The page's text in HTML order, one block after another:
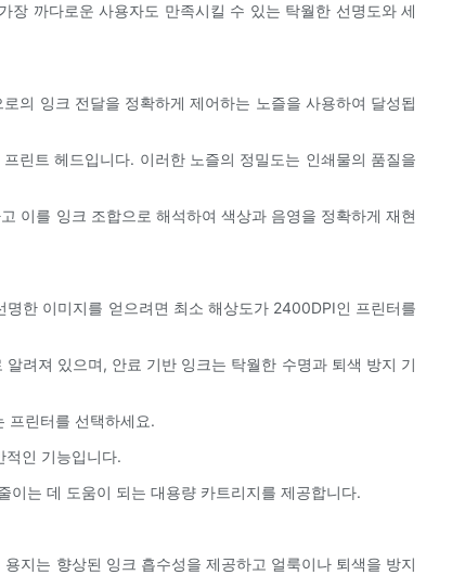
까다로운 사용자도 만족시킬 수 있는 탁월한 선명도와 세
의 잉크 전달을 정확하게 제어하는 ​​노즐을 사용하여 달성됩
린트 헤드입니다. 이러한 노즐의 정밀도는 인쇄물의 품질을
이를 잉크 조합으로 해석하여 색상과 음영을 정확하게 재현
한 이미지를 얻으려면 최소 해상도가 2400DPI인 프린터를
려져 있으며, 안료 기반 잉크는 탁월한 수명과 퇴색 방지 기
프린터를 선택하세요.
인 기능입니다.
는 데 도움이 되는 대용량 카트리지를 제공합니다.
지는 향상된 잉크 흡수성을 제공하고 얼룩이나 퇴색을 방지